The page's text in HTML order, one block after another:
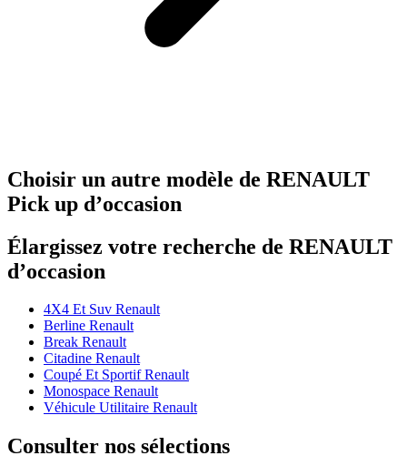
Choisir un autre modèle de RENAULT
Pick up d’occasion
Élargissez votre recherche de RENAULT
d’occasion
4X4 Et Suv Renault
Berline Renault
Break Renault
Citadine Renault
Coupé Et Sportif Renault
Monospace Renault
Véhicule Utilitaire Renault
Consulter nos sélections